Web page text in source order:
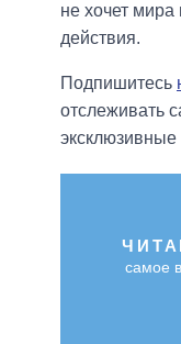
не хочет
действия.
Подпишитесь
отслеживать
самое